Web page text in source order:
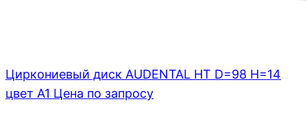
Циркониевый диск AUDENTAL HT D=98 H=14
цвет A1 Цена по запросу